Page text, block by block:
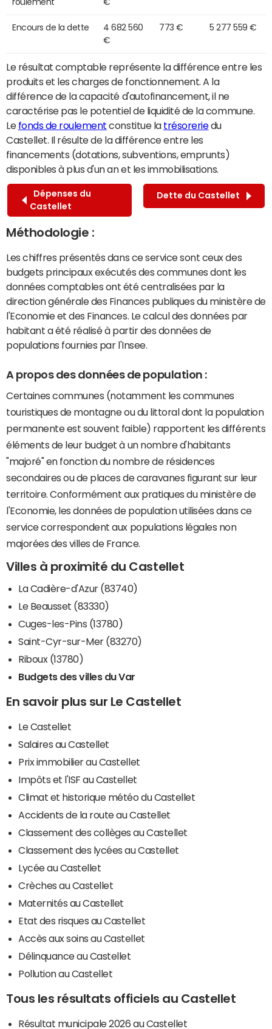
Encours de la dette
4 682 560
€
773 € 5 277 559 €
Le résultat comptable représente la différence entre les
produits et les charges de fonctionnement. A la
différence de la capacité d'autofinancement, il ne
caractérise pas le potentiel de liquidité de la commune.
Le fonds de roulement constitue la trésoreriedu
Castellet. Il résulte de la différence entre les
financements (dotations, subventions, emprunts)
disponibles à plus d'un an et les immobilisations.
Dépenses du
Castellet
Dette du Castellet
Méthodologie :
Les chiffres présentés dans ce service sont ceux des
budgets principaux exécutés des communes dont les
données comptables ont été centralisées par la
direction générale des Finances publiques du ministère de
l'Economie et des Finances. Le calcul des données par
habitant a été réalisé à partir des données de
populations fournies par l'Insee.
A propos des données de population :
Certaines communes (notamment les communes
touristiques de montagne ou du littoral dont la population
permanente est souvent faible) rapportent les différents
éléments de leur budget à un nombre d'habitants
"majoré" en fonction du nombre de résidences
secondaires ou de places de caravanes figurant sur leur
territoire. Conformément aux pratiques du ministère de
l'Economie, les données de population utilisées dans ce
service correspondent aux populations légales non
majorées des villes de France.
Villes à proximité du Castellet
La Cadière-d'Azur (83740)
Le Beausset (83330)
Cuges-les-Pins (13780)
Saint-Cyr-sur-Mer (83270)
Riboux (13780)
Budgets des villes du Var
En savoir plus sur Le Castellet
Le Castellet
Salaires au Castellet
Prix immobilier au Castellet
Impôts et l'ISF au Castellet
Climat et historique météo du Castellet
Accidents de la route au Castellet
Classement des collèges au Castellet
Classement des lycées au Castellet
Lycée au Castellet
Crèches au Castellet
Maternités au Castellet
Etat des risques au Castellet
Accès aux soins au Castellet
Délinquance au Castellet
Pollution au Castellet
Tous les résultats officiels au Castellet
Résultat municipale 2026 au Castellet